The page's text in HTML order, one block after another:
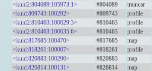
<kuid2:804089:105973:1>
#804089 traincar
<kuid:809743:100292>
#809743 profile
<kuid2:810463:100629:3>
#810463 profile
<kuid2:810463:100635:6>
#810463 profile
<kuid:817685:100470>
#817685 map
<kuid:818261:100007>
#818261 profile
<kuid:820883:100296>
#820883 map
<kuid:826814:100131>
#826814 map